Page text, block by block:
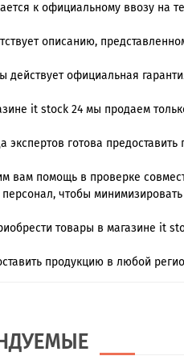
к официальному ввозу на
описанию,
действует официальная
it stock 24 мы продаем
экспертов готова
вам помощь в проверке
чтобы
товары в магазине it
продукцию в любой